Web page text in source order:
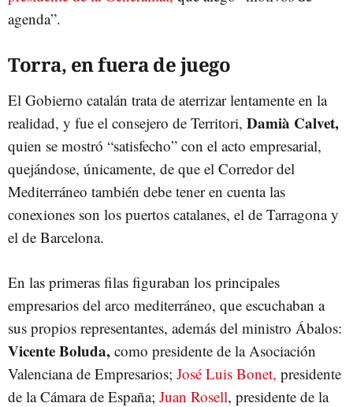
agenda”.
Torra, en fuera de juego
El Gobierno catalán trata de aterrizar lentamente en la
realidad, y fue el consejero de Territori, Damià Calvet,
quien se mostró “satisfecho” con el acto empresarial,
quejándose, únicamente, de que el Corredor del
Mediterráneo también debe tener en cuenta las
conexiones son los puertos catalanes, el de Tarragona y
el de Barcelona.
En las primeras filas figuraban los principales
empresarios del arco mediterráneo, que escuchaban a
sus propios representantes, además del ministro Ábalos:
Vicente Boluda, como presidente de la Asociación
Valenciana de Empresarios; José Luis Bonet, presidente
de la Cámara de España; Juan Rosell, presidente de la